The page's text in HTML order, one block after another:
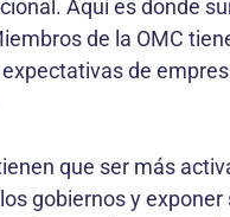
Aquí es donde
de la OMC
de
que ser más
gobiernos y